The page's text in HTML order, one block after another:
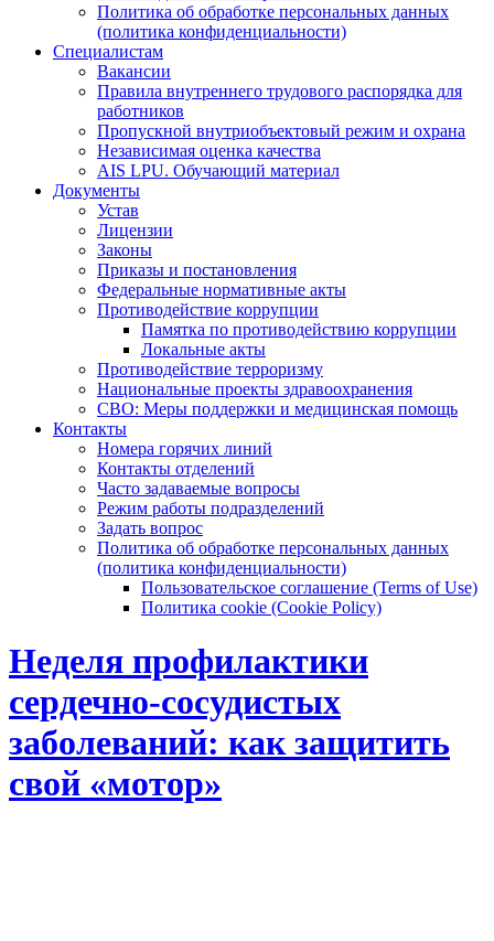
Политика об обработке персональных данных
(политика конфиденциальности)
Специалистам
Вакансии
Правила внутреннего трудового распорядка для
работников
Пропускной внутриобъектовый режим и охрана
Независимая оценка качества
AIS LPU. Обучающий материал
Документы
Устав
Лицензии
Законы
Приказы и постановления
Федеральные нормативные акты
Противодействие коррупции
Памятка по противодействию коррупции
Локальные акты
Противодействие терроризму
Национальные проекты здравоохранения
СВО: Меры поддержки и медицинская помощь
Контакты
Номера горячих линий
Контакты отделений
Часто задаваемые вопросы
Режим работы подразделений
Задать вопрос
Политика об обработке персональных данных
(политика конфиденциальности)
Пользовательское соглашение (Terms of Use)
Политика cookie (Cookie Policy)
Неделя профилактики
сердечно-сосудистых
заболеваний: как защитить
свой «мотор»